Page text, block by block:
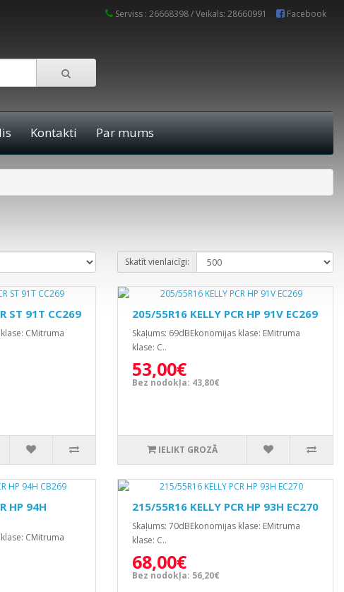
Serviss : 26668398 / Veikals: 28660991 Facebook
Kontakti Par mums
Skatīt vienlaicīgi:
ST 91T CC269
CMitruma
205/55R16 KELLY PCR HP 91V EC269
Skaļums: 69dBEkonomijas klase: EMitruma
klase: C..
53,00€
Bez nodokļa: 43,80€
IELIKT GROZĀ
HP 94H
CMitruma
215/55R16 KELLY PCR HP 93H EC270
Skaļums: 70dBEkonomijas klase: EMitruma
klase: C..
68,00€
Bez nodokļa: 56,20€